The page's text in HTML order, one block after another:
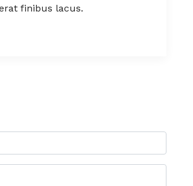
finibus lacus.